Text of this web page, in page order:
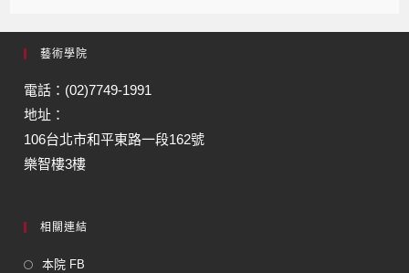
藝術學院
電話：(02)7749-1991
地址：
106台北市和平東路一段162號
樂智樓3樓
相關連結
本院 FB